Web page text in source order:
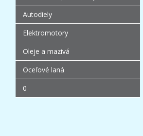
Autodiely
Elektromotory
Oleje a mazivá
Oceľové laná
0